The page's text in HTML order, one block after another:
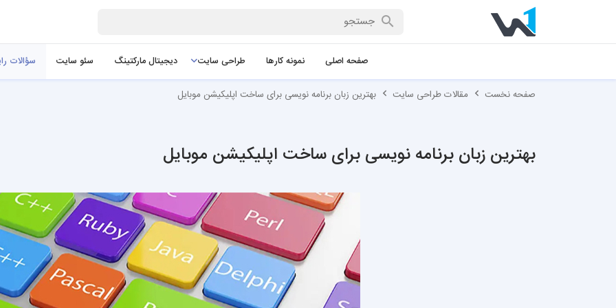
صفحه اصلی نمونه کارها طراحی سایت دیجیتال مارکتینگ سئو سایت سؤالات
صفحه نخست مقالات طراحی سایت بهترین زبان برنامه نویسی برای ساخت اپلیکیشن موبایل
بهترین زبان برنامه نویسی برای ساخت اپلیکیشن موبایل